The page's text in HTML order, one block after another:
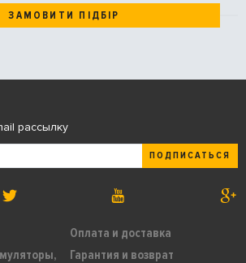
ЗАМОВИТИ ПІДБІР
Оплата и доставка
Гарантия и возврат
рассылку
ПОДПИСАТЬСЯ